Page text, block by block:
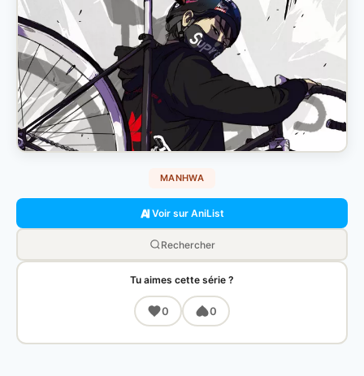
MANHWA
Voir sur AniList
Rechercher
Tu aimes cette série ?
0 0